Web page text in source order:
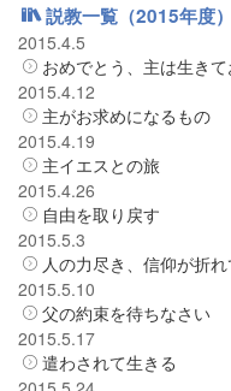
説教一覧（2015年度）
2015.4.5
おめでとう、主は生き
2015.4.12
主がお求めになるもの
2015.4.19
主イエスとの旅
2015.4.26
自由を取り戻す
2015.5.3
人の力尽き、信仰が折れ
2015.5.10
父の約束を待ちなさい
2015.5.17
遣わされて生きる